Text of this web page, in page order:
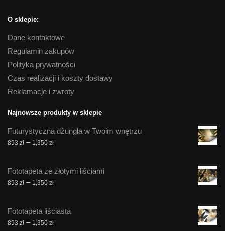
O sklepie:
Dane kontaktowe
Regulamin zakupów
Polityka prywatności
Czas realizacji i koszty dostawy
Reklamacje i zwroty
Najnowsze produkty w sklepie
Futurystyczna dżungla w Twoim wnętrzu
893 zł – 1,350 złZakres
893 zł
do
Fototapeta ze złotymi liściami
893 zł – 1,350 złZakres
893 zł
do
Fototapeta liściasta
893 zł – 1,350 złZakres